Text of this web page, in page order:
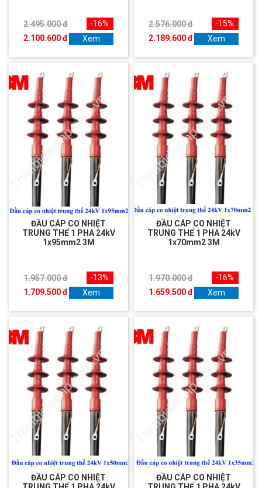
2.495.000 đ
2.100.600 đ
-16%
Xem
2.576.000 đ
2.189.600 đ
-15%
Xem
ĐẦU CÁP CO NHIỆT
TRUNG THẾ 1 PHA 24kV
1x95mm2 3M
1.957.000 đ
1.709.500 đ
-13%
Xem
ĐẦU CÁP CO NHIỆT
TRUNG THẾ 1 PHA 24kV
1x70mm2 3M
1.970.000 đ
1.659.500 đ
-16%
Xem
ĐẦU CÁP CO NHIỆT
ĐẦU CÁP CO NHIỆT